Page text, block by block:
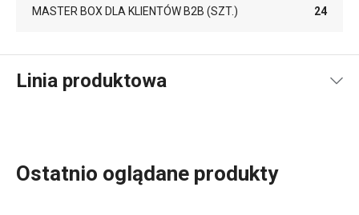
MASTER BOX DLA KLIENTÓW B2B (SZT.) 24
Linia produktowa
Ostatnio oglądane produkty